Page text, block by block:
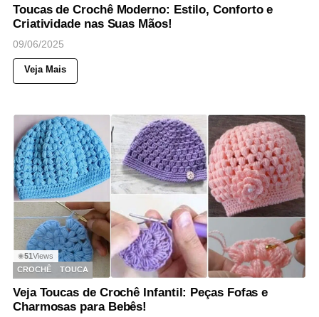
Toucas de Crochê Moderno: Estilo, Conforto e
Criatividade nas Suas Mãos!
09/06/2025
Veja Mais
◉51Views
CROCHÊ
TOUCA
Veja Toucas de Crochê Infantil: Peças Fofas e
Charmosas para Bebês!